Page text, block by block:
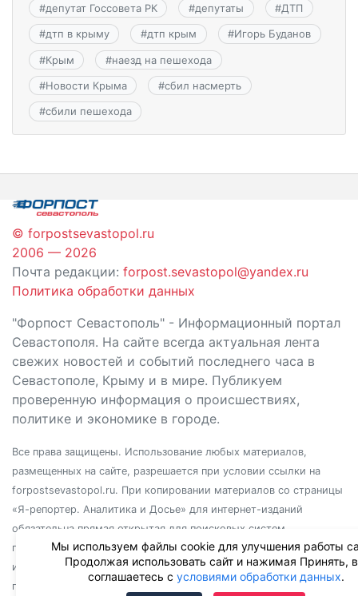
#депутат Госсовета РК #депутаты #ДТП
#дтп в крыму #дтп крым #Игорь Буданов
#Крым #наезд на пешехода
#Новости Крыма #сбил насмерть
#сбили пешехода
© forpostsevastopol.ru
2006 — 2026
Почта редакции: forpost.sevastopol@yandex.ru
Политика обработки данных
"Форпост Севастополь" - Информационный портал
Севастополя. На сайте всегда актуальная лента
свежих новостей и событий последнего часа в
Севастополе, Крыму и в мире. Публикуем
проверенную информация о происшествиях,
политике и экономике в городе.
Все права защищены. Использование любых материалов,
размещенных на сайте, разрешается при условии ссылки на
forpostsevastopol.ru. При копировании материалов со страницы
«Я-репортер. Аналитика и Досье» для интернет-изданий
обязательна прямая открытая для поисковых систем
гиперссылка. Независимо от полного или частичного
использования материалов, ссылка должна быть размещена в
подзаголовке или первом абзаце материала.
Мы используем файлы cookie для улучшения работы
Продолжая использовать сайт и нажимая Принять,
соглашаетесь с условиями обработки данных.